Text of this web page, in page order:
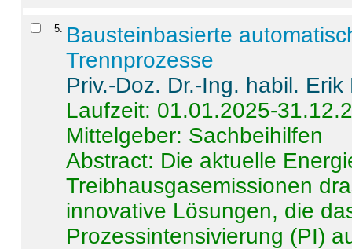
5
Bausteinbasierte
Trennprozesse
Priv.-Doz. Dr.-Ing. habil. Erik
Laufzeit: 01.01.2025-
Mittelgeber: Sachbeihilfen
Abstract: Die aktuelle
Treibhausgasemissionen
innovative Lösungen, die
Prozessintensivierung (PI)